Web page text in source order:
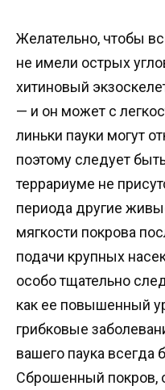
Желательно, чтобы
не имели острых
хитиновый
— и он может с
линьки пауки могут
поэтому следует
террариуме не
периода другие
мягкости покрова
подачи крупных
особо тщательно
как ее повышенный
грибковые
вашего паука всегда
Сброшенный покров,